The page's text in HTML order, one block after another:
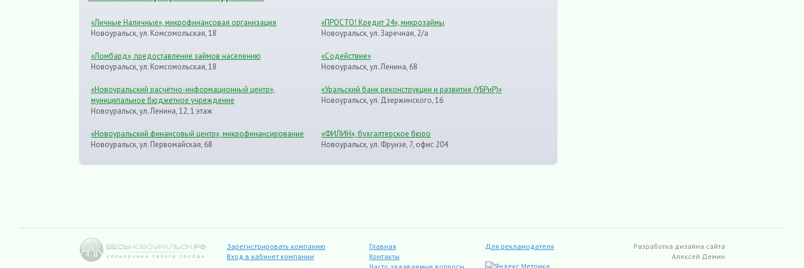
«Личные Наличные», микрофинансовая организация
Новоуральск, ул. Комсомольская, 18
«ПРОСТО! Кредит 24», микрозаймы
Новоуральск, ул. Заречная, 2/а
«Ломбард», предоставление займов населению
Новоуральск, ул. Комсомольская, 18
«Содействие»
Новоуральск, ул. Ленина, 68
«Новоуральский расчётно-информационный центр»,
муниципальное бюджетное учреждение
Новоуральск, ул. Ленина, 12, 1 этаж
«Уральский банк реконструкции и развития (УБРиР)»
Новоуральск, ул. Дзержинского, 16
«Новоуральский финансовый центр», микрофинансирование
Новоуральск, ул. Первомайская, 68
«ФИЛИН», бухгалтерское бюро
Новоуральск, ул. Фрунзе, 7, офис 204
Зарегистрировать компанию
Вход в кабинет компании
Главная
Контакты
Для рекламодателя
Разработка дизайна сайта
Алексей Демин